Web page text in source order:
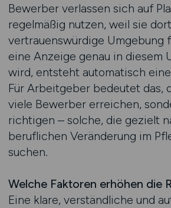
Bewerber verlassen sich auf
regelmäßig nutzen, weil sie
vertrauenswürdige Umgebung
eine Anzeige genau in diesem
wird, entsteht automatisch
Für Arbeitgeber bedeutet das,
viele Bewerber erreichen,
richtigen – solche, die gezielt
beruflichen Veränderung im
suchen.
Welche Faktoren erhöhen die
Eine klare, verständliche und